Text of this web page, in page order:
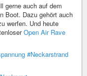
gerne auch auf dem
Boot. Dazu gehört auch
werfen. Und heute
Open Air Rave
#Neckarstrand